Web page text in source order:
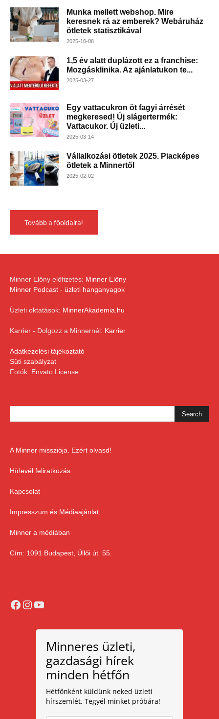
Munka mellett webshop. Mire
keresnek rá az emberek? Webáruház
ötletek statisztikával
2025-10-08
1,5 év alatt duplázott ez a franchise:
Mozgásklinika. Az ajánlatukon te...
2025-03-27
Egy vattacukron öt fagyi árrését
megkeresed! Új slágertermék:
Vattacukor. Új üzleti...
2025-03-14
Vállalkozási ötletek 2025. Piacképes
ötletek a Minnertől
2025-02-02
Tovább a főoldalra!
Minner Előny előfizetés: Minner Előny
Minner Podcast - üzleti hanganyagok
Üzleti oktatások: MinnerAkademia.hu
Karrier - Dolgozz a Minnernél: Karrier
Adatkezelési tájékoztató
Süti szabályzat
Fotók: Envato License
A Minner missziója. Ezért olvasd!
Hírlevél feliratkozás
Kapcsolat
Impresszum és Médiaajánlat,
Minner a médiában
Cím: 1091 Budapest, Üllői út. 55.
Facebook
Instagram
YouTube
Minneres üzleti,
gazdasági hírek
minden hétfőn
Hétfőnként küldünk neked üzleti
hírszemlét. Tegyél minket próbára!